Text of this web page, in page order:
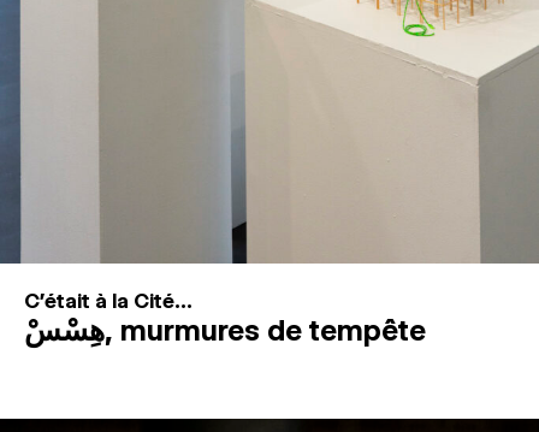
C'était à la Cité...
هِسْسْ, murmures de tempête